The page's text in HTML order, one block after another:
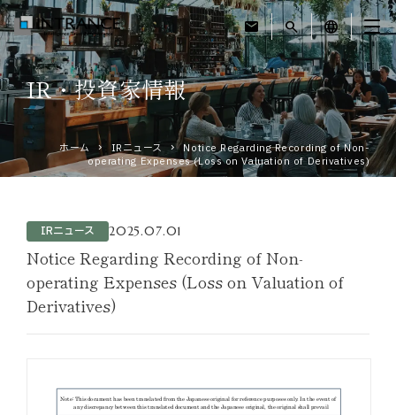
mail search language
トップ
企業情報
運営ホテル
IR・投資家情報
IR・投資家情報
ホーム IRニュース
Notice Regarding Recording of Non-
operating Expenses (Loss on Valuation of Derivatives)
IRニュース 2025.07.01
Notice Regarding Recording of Non-
operating Expenses (Loss on Valuation of
Derivatives)